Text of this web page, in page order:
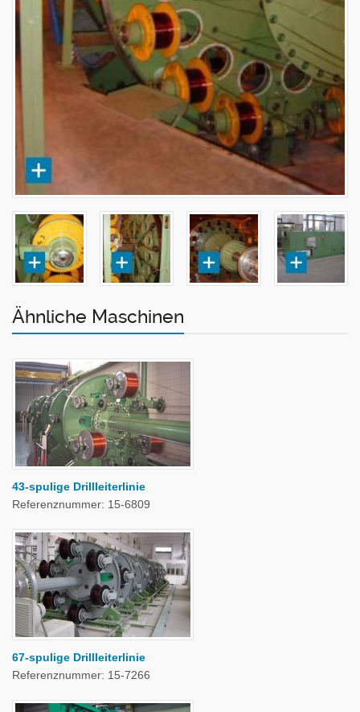
Ähnliche Maschinen
43-spulige Drillleiterlinie
Referenznummer: 15-6809
67-spulige Drillleiterlinie
Referenznummer: 15-7266